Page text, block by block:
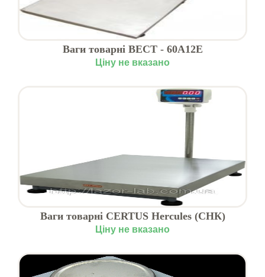
Ваги товарні ВЕСТ - 60А12E
Ціну не вказано
Ваги товарні CERTUS Hercules (CHК)
Ціну не вказано